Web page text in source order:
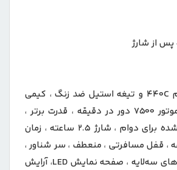
از شارژ
تیغه های تیتانیوم ۴۴۰C و تیغه استیل ضد زنگ ، کیمی
مدل: KM-T۳۹۶ ، موتور ۷۵۰۰ دور در دقیقه ، قدرت برتر ،
بدنه فلزی ساخته شده برای دوام ، شارژ ۲.۵ ساعته ، زمان
۱۲۰ دقیقه ، قفل مسافرتی ، منعطف ، سر شناور ،
فویل شناور ، تیغه‌های سه‌لایه ، صفحه نمایش LED، آرایش